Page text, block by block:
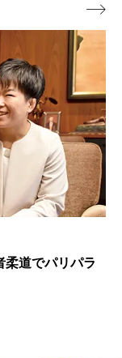
柔道でパリパラ
